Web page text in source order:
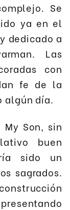
Se
ya en el
dedicado a
Las
con
fe de la
algún día.
Son, sin
buen
sido un
sagrados.